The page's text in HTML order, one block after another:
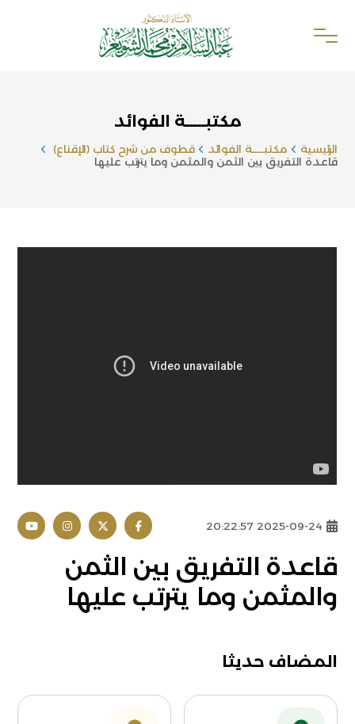
مكتبـــــة الفوائد
الرئيسية مكتبـــــة الفوائد
قطوف من شرح كتاب (الإقناع)
قاعدة التفريق بين الثمن والمثمن وما يترتب عليها
2025-09-24 20:22:57
قاعدة التفريق بين الثمن
والمثمن وما يترتب عليها
المضاف حديثا